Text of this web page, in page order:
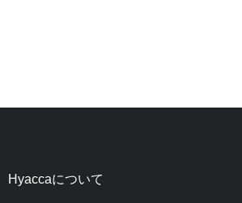
Hyaccaについて